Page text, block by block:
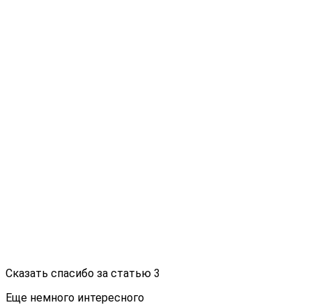
Сказать спасибо за статью 3
Еще немного интересного